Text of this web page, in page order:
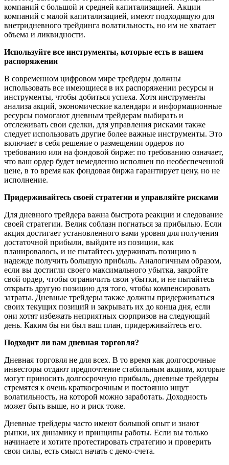
компаний с большой и средней капитализацией. Акции
компаний с малой капитализацией, имеют подходящую для
внeтридневного трейдинга волатильность, но им не хватает
объема и ликвидности.
Используйте все инструменты, которые есть в вашем
распоряжении
В современном цифровом мире трейдеры должны
использовать все имеющиеся в их распоряжении ресурсы и
инструменты, чтобы добиться успеха. Хотя инструменты
анализа акций, экономические календари и информационные
ресурсы помогают дневным трейдерам выбирать и
отслеживать свои сделки, для управления рисками также
следует использовать другие более важные инструменты. Это
включает в себя решение о размещении ордеров по
требованию или на фондовой бирже: по требованию означает,
что ваш ордер будет немедленно исполнен по необеспеченной
цене, в то время как фондовая биржа гарантирует цену, но не
исполнение.
Придерживайтесь своей стратегии и управляйте рисками
Для дневного трейдера важна быстрота реакции и следование
своей стратегии. Велик соблазн погнаться за прибылью. Если
акция достигает установленного вами уровня для получения
достаточной прибыли, выйдите из позиции, как
планировалось, и не пытайтесь удерживать позицию в
надежде получить большую прибыль. Аналогичным образом,
если вы достигли своего максимального убытка, закройте
свой ордер, чтобы ограничить свои убытки, и не пытайтесь
открыть другую позицию для того, чтобы компенсировать
затраты. Дневные трейдеры также должны придерживаться
своих текущих позиций и закрывать их до конца дня, если
они хотят избежать неприятных сюрпризов на следующий
день. Каким бы ни был ваш план, придерживайтесь его.
Подходит ли вам дневная торговля?
Дневная торговля не для всех. В то время как долгосрочные
инвесторы отдают предпочтение стабильным акциям, которые
могут приносить долгосрочную прибыль, дневные трейдеры
стремятся к очень краткосрочным и постоянно ищут
волатильность, на которой можно заработать. Доходность
может быть выше, но и риск тоже.
Дневные трейдеры часто имеют большой опыт и знают
рынки, их динамику и принципы работы. Если вы только
начинаете и хотите протестировать стратегию и проверить
свои силы, есть смысл начать с демо-счета.